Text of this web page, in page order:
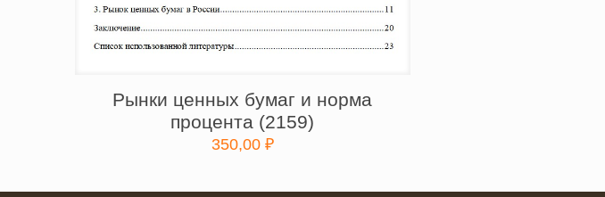
Рынки ценных бумаг и норма
процента (2159)
350,00 ₽